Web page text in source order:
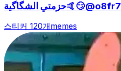
حزمتي الشگاگية🤙😏@o8fr7
스티커 120개memes